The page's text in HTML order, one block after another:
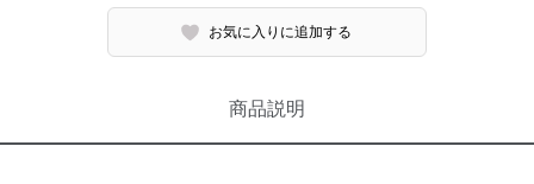
お気に入りに追加する
商品説明